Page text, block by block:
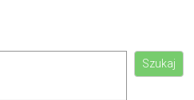
Szukaj